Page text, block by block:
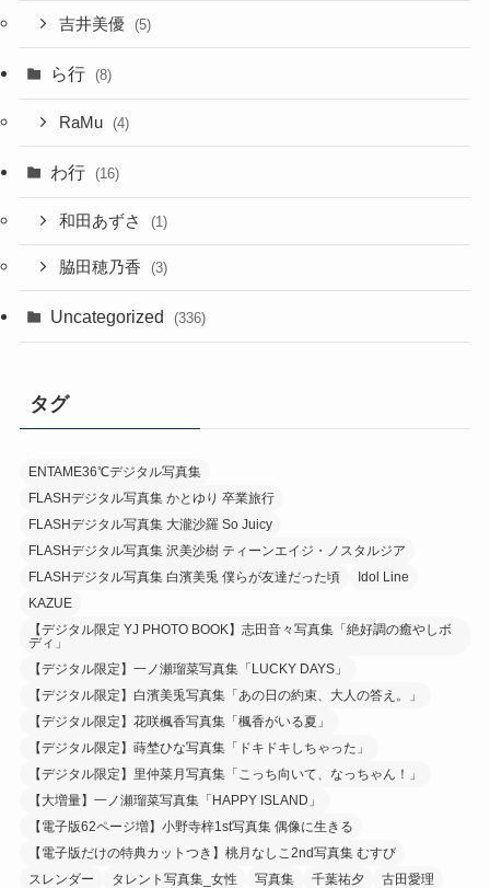
吉井美優 (5)
ら行 (8)
RaMu (4)
わ行 (16)
和田あずさ (1)
脇田穂乃香 (3)
Uncategorized (336)
タグ
ENTAME36℃デジタル写真集
FLASHデジタル写真集 かとゆり 卒業旅行
FLASHデジタル写真集 大瀧沙羅 So Juicy
FLASHデジタル写真集 沢美沙樹 ティーンエイジ・ノスタルジア
FLASHデジタル写真集 白濱美兎 僕らが友達だった頃
Idol Line
KAZUE
【デジタル限定 YJ PHOTO BOOK】志田音々写真集「絶好調の癒やしボ
ディ」
【デジタル限定】一ノ瀬瑠菜写真集「LUCKY DAYS」
【デジタル限定】白濱美兎写真集「あの日の約束、大人の答え。」
【デジタル限定】花咲楓香写真集「楓香がいる夏」
【デジタル限定】蒔埜ひな写真集「ドキドキしちゃった」
【デジタル限定】里仲菜月写真集「こっち向いて、なっちゃん！」
【大増量】一ノ瀬瑠菜写真集「HAPPY ISLAND」
【電子版62ページ増】小野寺梓1st写真集 偶像に生きる
【電子版だけの特典カットつき】桃月なしこ2nd写真集 むすび
スレンダー
タレント写真集_女性 写真集 千葉祐夕
古田愛理